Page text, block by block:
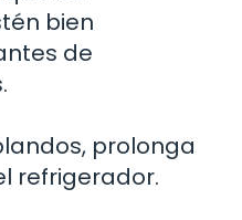
bien
de
prolonga
refrigerador.